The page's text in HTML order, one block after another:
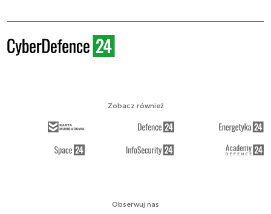
Obserwuj nas
Zobacz również